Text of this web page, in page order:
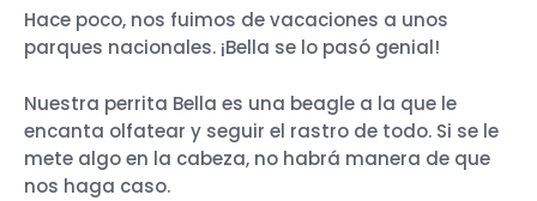
Hace poco, nos fuimos de vacaciones a unos
parques nacionales. ¡Bella se lo pasó genial!
Nuestra perrita Bella es una beagle a la que le
encanta olfatear y seguir el rastro de todo. Si se le
mete algo en la cabeza, no habrá manera de que
nos haga caso.